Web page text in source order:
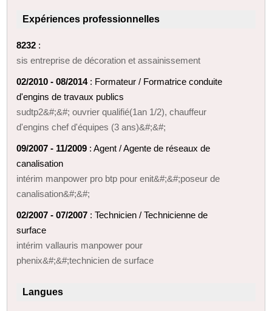
Expériences professionnelles
8232 :
sis entreprise de décoration et assainissement
02/2010 - 08/2014: Formateur / Formatrice conduite
d'engins de travaux publics
sudtp2&#;&#; ouvrier qualifié(1an 1/2), chauffeur
d'engins chef d'équipes (3 ans)&#;&#;
09/2007 - 11/2009 : Agent / Agente de réseaux de
canalisation
intérim manpower pro btp pour enit&#;&#;poseur de
canalisation&#;&#;
02/2007 - 07/2007 : Technicien / Technicienne de
surface
intérim vallauris manpower pour
phenix&#;&#;technicien de surface
Langues